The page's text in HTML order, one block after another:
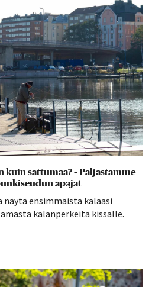
kuin sattumaa? – Paljastamme
apajat
näytä ensimmäistä kalaasi
kalanperkeitä kissalle.